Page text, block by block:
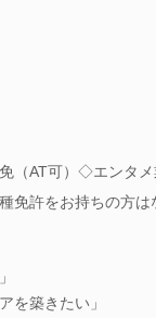
免（AT可）◇エンタ
許をお持ちの方は
を築きたい」